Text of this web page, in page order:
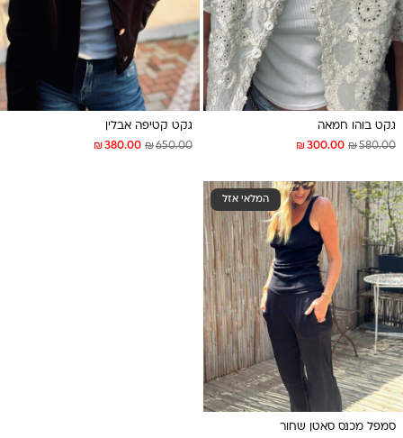
גקט בוהו חמאה
₪300.00 ₪580.00
גקט קטיפה אבלין
₪380.00 ₪650.00
המלאי אזל
סמפל מכנס סאטן שחור